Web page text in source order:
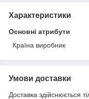
Характеристики
Основні атрибути
Країна виробник
Умови доставки
Доставка здійснюється